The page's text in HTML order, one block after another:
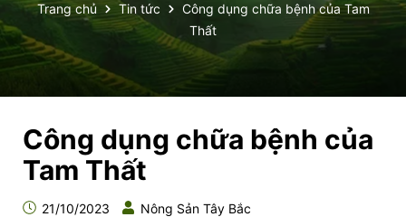
Trang chủ Tin tức
Công dụng chữa bệnh của Tam
Thất
Công dụng chữa bệnh của
Tam Thất
21/10/2023
Nông Sản Tây Bắc